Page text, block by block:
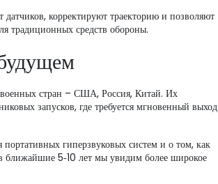
корректируют траекторию и позволяют
традиционных средств обороны.
военных стран – США, Россия, Китай. Их
запусков, где требуется мгновенный выход
гиперзвуковых систем и о том, как
ближайшие 5‑10 лет мы увидим более широкое